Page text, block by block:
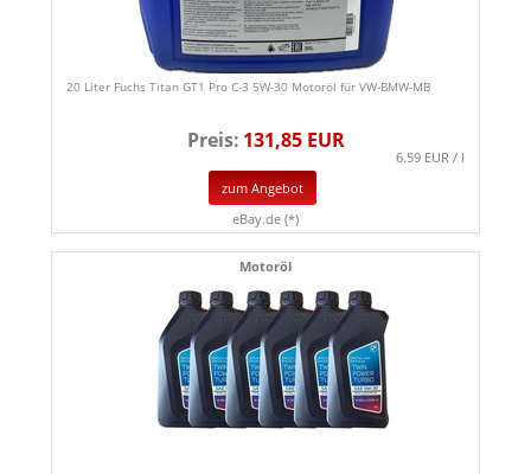
20 Liter Fuchs Titan GT1 Pro C-3 5W-30 Motoröl für VW-BMW-MB
Preis: 131,85 EUR
6.59 EUR / l
zum Angebot
eBay.de (*)
Motoröl